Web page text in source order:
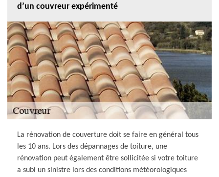
d’un couvreur expérimenté
La rénovation de couverture doit se faire en général tous
les 10 ans. Lors des dépannages de toiture, une
rénovation peut également être sollicitée si votre toiture
a subi un sinistre lors des conditions météorologiques